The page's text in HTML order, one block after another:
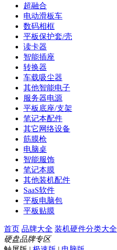
超融合
电动滑板车
数码相框
平板保护套/壳
读卡器
智能插座
转换器
车载吸尘器
其他智能电子
服务器电源
平板底座/支架
笔记本配件
其它网络设备
筋膜枪
电脑桌
智能服饰
笔记本膜
其他装机配件
SaaS软件
平板电脑包
平板贴膜
首页 品牌大全 装机硬件分类大全
硬盘品牌专区